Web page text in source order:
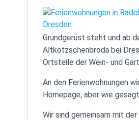
Grundgerüst steht und ab
Altkötzschenbroda bei
Ortsteile der Wein- und
An den Ferienwohnungen
Homepage, aber wie
Wir sind gemeinsam mit